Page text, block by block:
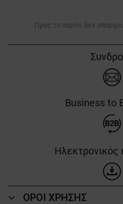
Προς το παρόν, δεν
Business to
Ηλεκτρονικός
ΟΡΟΙ ΧΡΗΣΗΣ